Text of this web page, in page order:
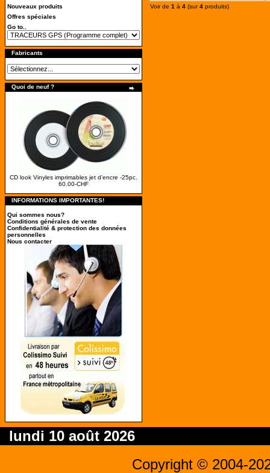
Nouveaux produits
Offres spéciales
Go to..
Fabricants
Quoi de neuf ?
CD look Vinyles imprimables jet d'encre -25pc.
60.00-CHF
INFORMATIONS IMPORTANTES!
Qui sommes nous?
Conditions générales de vente
Confidentialité & protection des données
personnelles
Nous contacter
Voir de 1 à 4 (sur4 produits)
lundi 10 août 2026
Copyright © 2004-